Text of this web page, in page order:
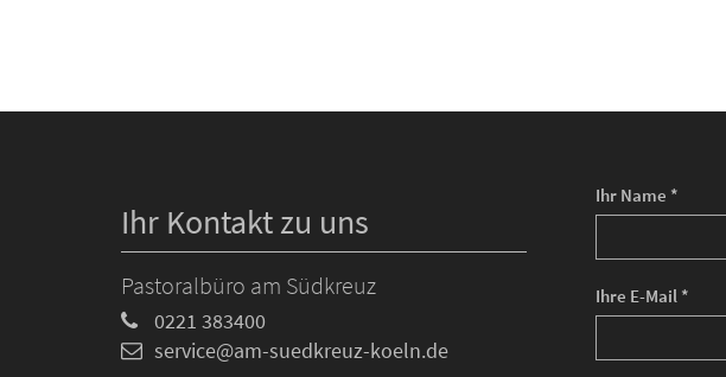
Ihr Name *
Ihre E-Mail *
Ihr Kontakt zu uns
Pastoralbüro am Südkreuz
0221 383400
service@am-suedkreuz-koeln.de